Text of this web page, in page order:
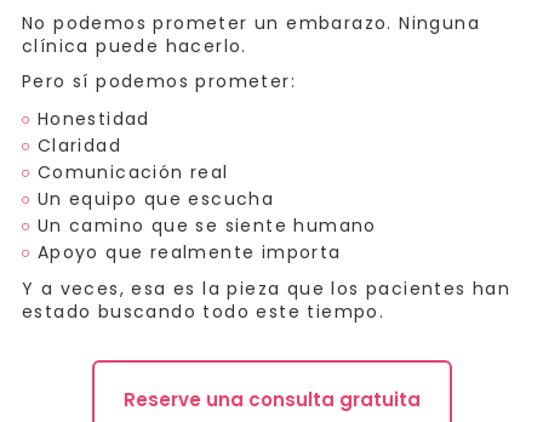
No podemos prometer un embarazo. Ninguna
clínica puede hacerlo.
Pero sí podemos prometer:
Honestidad
Claridad
Comunicación real
Un equipo que escucha
Un camino que se siente humano
Apoyo que realmente importa
Y a veces, esa es la pieza que los pacientes han
estado buscando todo este tiempo.
Reserve una consulta gratuita